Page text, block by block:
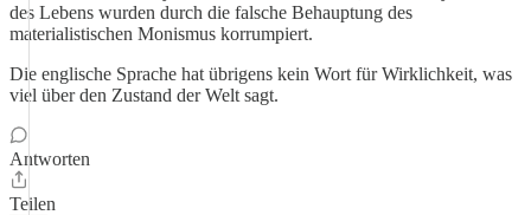
des Lebens wurden durch die falsche Behauptung des
materialistischen Monismus korrumpiert.
Die englische Sprache hat übrigens kein Wort für Wirklichkeit, was
viel über den Zustand der Welt sagt.
Antworten
Teilen